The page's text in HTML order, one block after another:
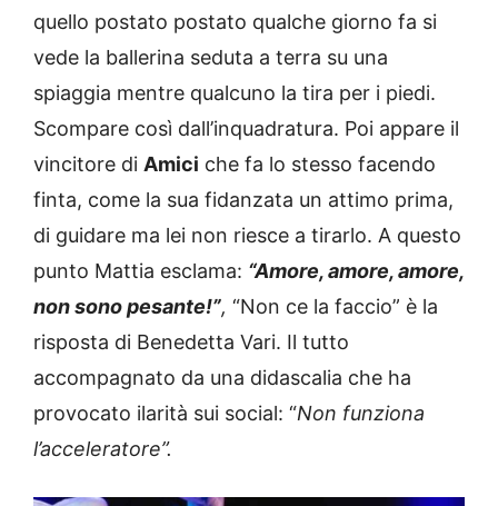
quello postato postato qualche giorno fa si
vede la ballerina seduta a terra su una
spiaggia mentre qualcuno la tira per i piedi.
Scompare così dall’inquadratura. Poi appare il
vincitore di Amici che fa lo stesso facendo
finta, come la sua fidanzata un attimo prima,
di guidare ma lei non riesce a tirarlo. A questo
punto Mattia esclama: “Amore, amore, amore,
non sono pesante!”, “Non ce la faccio” è la
risposta di Benedetta Vari. Il tutto
accompagnato da una didascalia che ha
provocato ilarità sui social: “Non funziona
l’acceleratore”.